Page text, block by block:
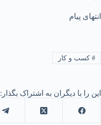
انتهای پیام
#کسب و کار
این را با دیگران به اشتراک بگذار: